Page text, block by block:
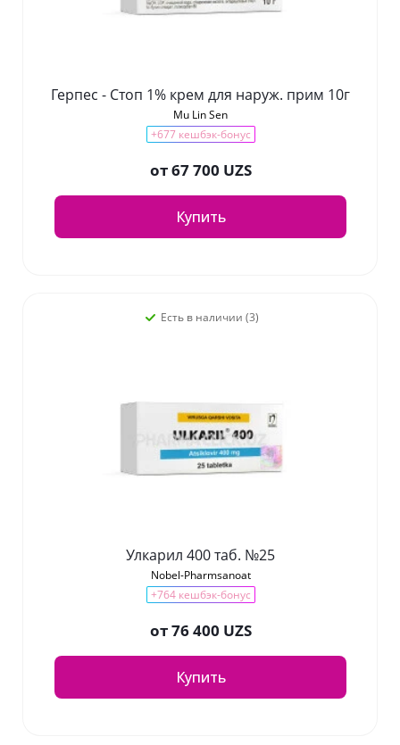
Герпес - Стоп 1% крем для наруж. прим 10г
Mu Lin Sen
+677 кешбэк-бонус
от67 700 UZS
Купить
Есть в наличии (3)
Улкарил 400 таб. №25
Nobel-Pharmsanoat
+764 кешбэк-бонус
от76 400 UZS
Купить